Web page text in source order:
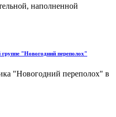
наполненной
группе "Новогодний переполох"
"Новогодний переполох" в